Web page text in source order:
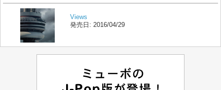
Views
発売日: 2016/04/29